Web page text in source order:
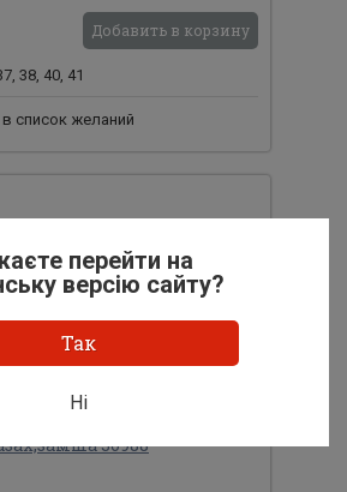
Добавить в корзину
38, 40, 41
список желаний
30988
перейти на
версію сайту?
Так
Ні